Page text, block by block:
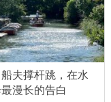
夫撑杆跳，在水
漫长的告白